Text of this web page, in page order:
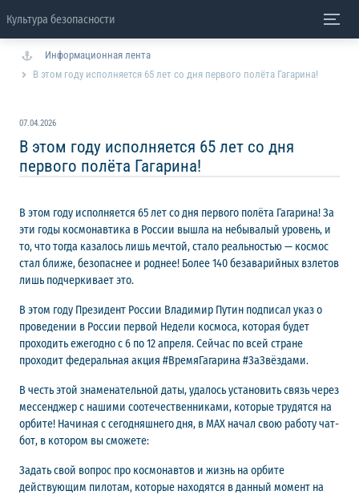
Культура безопасности
Информационная лента
В этом году исполняется 65 лет со дня первого полёта Гагарина!
07.04.2026
В этом году исполняется 65 лет со дня
первого полёта Гагарина!
В этом году исполняется 65 лет со дня первого полёта Гагарина! За
эти годы космонавтика в России вышла на небывалый уровень, и
то, что тогда казалось лишь мечтой, стало реальностью — космос
стал ближе, безопаснее и роднее! Более 140 безаварийных взлетов
лишь подчеркивает это.
В этом году Президент России Владимир Путин подписал указ о
проведении в России первой Недели космоса, которая будет
проходить ежегодно с 6 по 12 апреля. Сейчас по всей стране
проходит федеральная акция #ВремяГагарина #ЗаЗвёздами.
В честь этой знаменательной даты, удалось установить связь через
мессенджер с нашими соотечественниками, которые трудятся на
орбите! Начиная с сегодняшнего дня, в МАХ начал свою работу чат-
бот, в котором вы сможете:
Задать свой вопрос про космонавтов и жизнь на орбите
действующим пилотам, которые находятся в данный момент на